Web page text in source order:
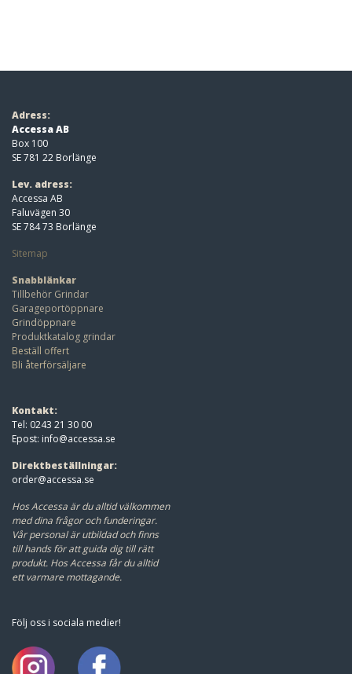
Adress:
Accessa AB
Box 100
SE 781 22 Borlänge
Lev. adress:
Accessa AB
Faluvägen 30
SE 784 73 Borlänge
Sitemap
Snabblänkar
Tillbehör Grindar
Garageportöppnare
Grindöppnare
Produktkatalog grindar
Beställ offert
Bli återförsäljare
Kontakt:
Tel: 0243 21 30 00
Epost: info@accessa.se
Direktbeställningar:
order@accessa.se
Hos Accessa är du alltid välkommen
med dina frågor och funderingar.
Vår personal är utbildad och finns
till hands för att guida dig till rätt
produkt. Hos Accessa får du alltid
ett varmare mottagande.
Följ oss i sociala medier!